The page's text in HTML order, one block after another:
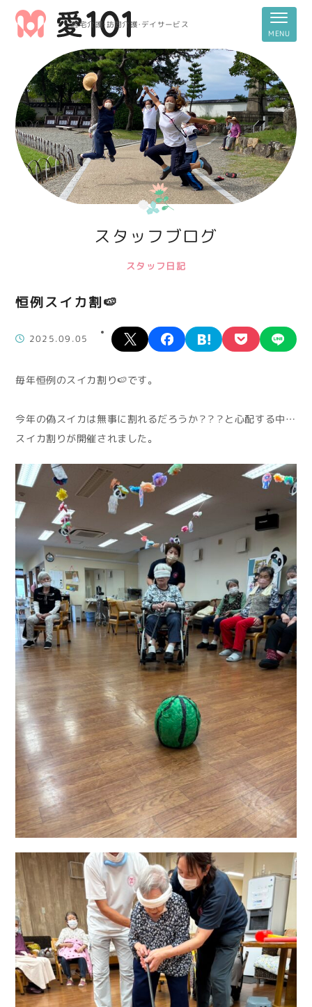
居宅介護・訪問介護・デイサービス
スタッフブログ
スタッフ日記
恒例スイカ割🍉
2025.09.05
X facebookhatena pocket
毎年恒例のスイカ割り🍉です。
今年の偽スイカは無事に割れるだろうか？？？と心配する中…
スイカ割りが開催されました。